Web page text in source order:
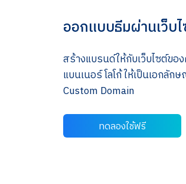
ออกแบบธีมผ่านเว็บ
สร้างแบรนด์ให้กับเว็บไซต์ข
แบนเนอร์ โลโก้ ให้เป็นเอก
Custom Domain
ทดลองใช้ฟรี